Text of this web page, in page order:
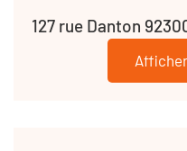
127 rue Danton